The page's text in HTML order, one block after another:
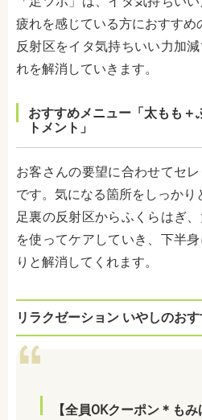
疲れを感じている方におすすめ
反射区をイタ気持ちいい力加
れを解消していきます。
おすすめメニュー「太もも＋
トメント」
お客さんの要望に合わせてセ
です。気になる箇所をしっかり
足裏の反射区からふくらはぎ
を使ってケアしていき、下半
りと解消してくれます。
リラクゼーション いやしのお
【全員OKクーポン＊もみ